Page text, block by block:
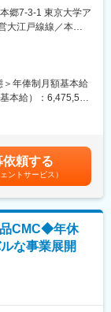
とが多いですが、困
め、安心して進め
の場合にも周囲が
クが強みです。
イフイベントの多
、転勤可能性はあ
ル・スリープテ
るウェアラブルデ
・ヘルスケア領域
測定に特化したデ
～解析までをワン
。
えております。
行～クロージング
ます。
ョン）
クトを前に進める
郷7-3-1 東京大学ア
大江戸線線／本郷
囲：会社の定める
年俸制月額基本給
本給）：6,475,596
与改定：年1回スト
金はあくまでも目
があります。月給
依頼する
ントサービス）
品CMC◆年休
な事業展開